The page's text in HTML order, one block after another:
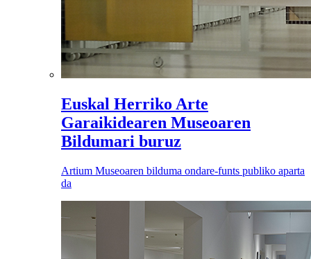
Euskal Herriko Arte
Garaikidearen Museoaren
Bildumari buruz
Artium Museoaren bilduma ondare-funts publiko aparta
da